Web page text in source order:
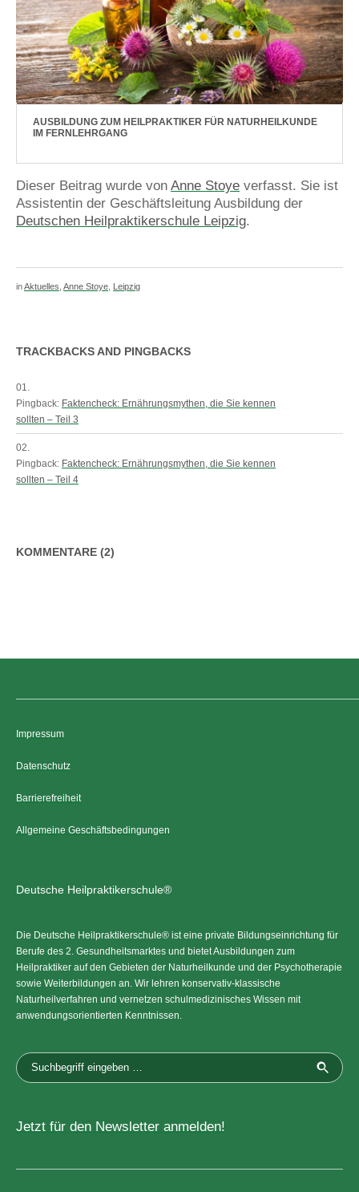
AUSBILDUNG ZUM HEILPRAKTIKER FÜR NATURHEILKUNDE
IM FERNLEHRGANG
Dieser Beitrag wurde von Anne Stoye verfasst. Sie ist
Assistentin der Geschäftsleitung Ausbildung der
Deutschen Heilpraktikerschule Leipzig.
inAktuelles Anne Stoye Leipzig
TRACKBACKS AND PINGBACKS
Pingback: Faktencheck: Ernährungsmythen, die Sie kennen
sollten – Teil 3
Pingback: Faktencheck: Ernährungsmythen, die Sie kennen
sollten – Teil 4
KOMMENTARE (2)
Impressum
Datenschutz
Barrierefreiheit
Allgemeine Geschäftsbedingungen
Deutsche Heilpraktikerschule®
Die Deutsche Heilpraktikerschule® ist eine private Bildungseinrichtung für
Berufe des 2. Gesundheitsmarktes und bietet Ausbildungen zum
Heilpraktiker auf den Gebieten der Naturheilkunde und der Psychotherapie
sowie Weiterbildungen an. Wir lehren konservativ-klassische
Naturheilverfahren und vernetzen schulmedizinisches Wissen mit
anwendungsorientierten Kenntnissen.
Jetzt für den Newsletter anmelden!